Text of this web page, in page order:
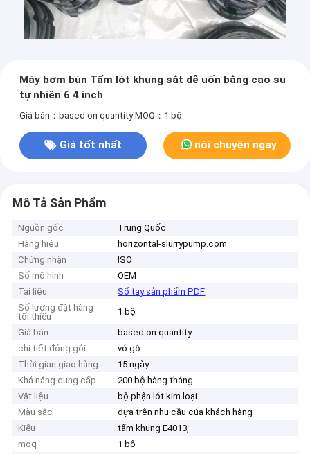
Máy bơm bùn Tấm lót khung sắt dễ uốn bằng cao su
tự nhiên 6 4 inch
Giá bán：based on quantity MOQ：1 bộ
Giá tốt nhất nói chuyện ngay
Mô Tả Sản Phẩm
Nguồn gốc
Trung Quốc
Hàng hiệu
horizontal-slurrypump.com
Chứng nhận
ISO
Số mô hình
OEM
Tài liệu
Sổ tay sản phẩm PDF
Số lượng đặt hàng
tối thiểu
1 bộ
Giá bán
based on quantity
chi tiết đóng gói
vỏ gỗ
Thời gian giao hàng
15 ngày
Khả năng cung cấp
200 bộ hàng tháng
Vật liệu
bộ phận lót kim loại
Màu sắc
dựa trên nhu cầu của khách hàng
Kiểu
tấm khung E4013,
moq
1 bộ